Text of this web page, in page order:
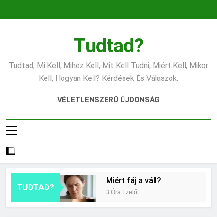
Tudtad?
Tudtad, Mi Kell, Mihez Kell, Mit Kell Tudni, Miért Kell, Mikor
Kell, Hogyan Kell? Kérdések És Válaszok.
VÉLETLENSZERŰ ÚJDONSÁG
TUDTAD?
Miért fáj a váll?
3 Óra Ezelőtt
Mire jó a kollagén?